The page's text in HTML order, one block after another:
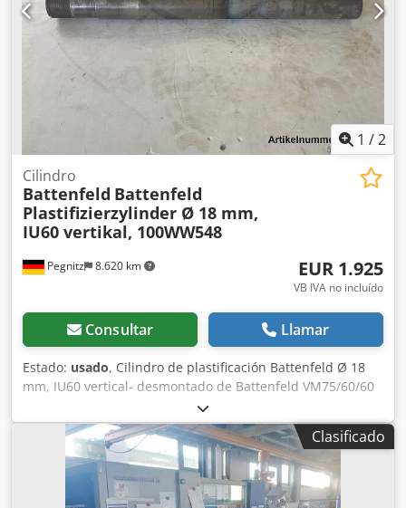
1 /2
Pegnitz 8.620 km
Cilindro
Battenfeld Battenfeld
Plastifizierzylinder Ø 18 mm,
IU60 vertikal, 100WW548
EUR 1.925
VB IVA no incluído
Consultar Llamar
Estado: usado, Cilindro de plastificación Battenfeld Ø 18
mm, IU60 vertical- desmontado de Battenfeld VM75/60/60
R1040 Djdpfx Aorr Efrsf Asck - desmontado de máquina en
marcha - completamente funcionalEntrada: 18,03 mm
Centro: 18,01 mm Salida: 18,02 mm Volumen de carrera:
22,9 cm³ Presión de inyección: 2593 bar Fabricante:
Battenfeld Tipo: Ø 18 mm, IU60 vertical Referencia:
100WW548 Estado: usado
Clasificado